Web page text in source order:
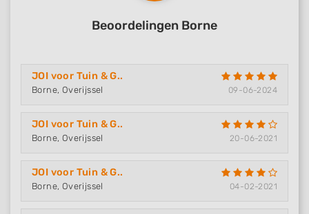
Beoordelingen Borne
JOI voor Tuin & G..
Borne, Overijssel 09-06-2024
JOI voor Tuin & G..
Borne, Overijssel 20-06-2021
JOI voor Tuin & G..
Borne, Overijssel 04-02-2021